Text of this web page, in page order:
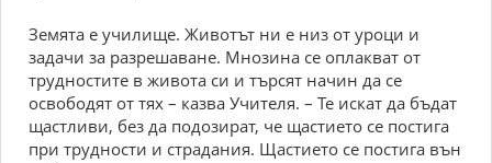
Земята е училище. Животът ни е низ от уроци и
задачи за разрешаване. Мнозина се оплакват от
трудностите в живота си и търсят начин да се
освободят от тях – казва Учителя. – Те искат да бъдат
щастливи, без да подозират, че щастието се постига
при трудности и страдания. Щастието се постига вън